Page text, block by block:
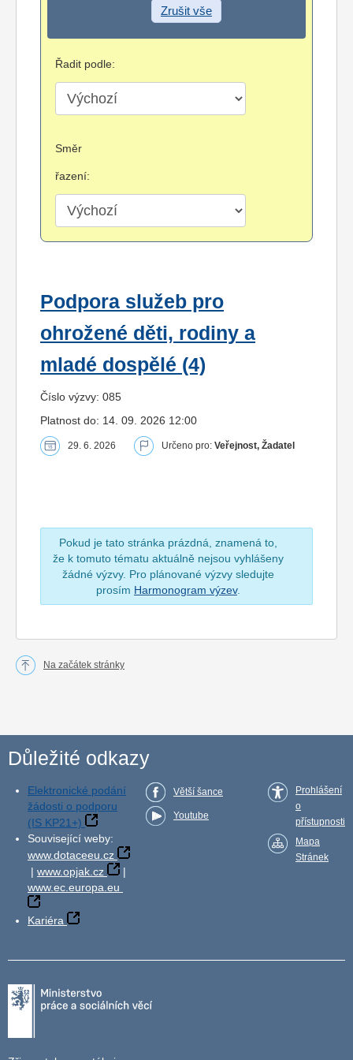
Zrušit vše
Řadit podle:
Směr
řazení:
Podpora služeb pro
ohrožené děti, rodiny a
mladé dospělé (4)
Číslo výzvy: 085
Platnost do: 14. 09. 2026 12:00
29. 6. 2026 Určeno pro: Veřejnost, Žadatel
Pokud je tato stránka prázdná, znamená to,
že k tomuto tématu aktuálně nejsou vyhlášeny
žádné výzvy. Pro plánované výzvy sledujte
prosím Harmonogram výzev.
Na začátek stránky
Důležité odkazy
Elektronické podání
žádosti o podporu
(IS KP21+)
Související weby:
www.dotaceeu.cz
| www.opjak.cz
|
www.ec.europa.eu
Kariéra
Větší šance
Youtube
Prohlášení
o
přístupnosti
Mapa
Stránek